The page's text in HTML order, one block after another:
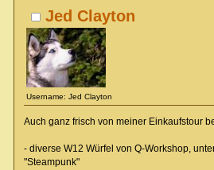
Jed Clayton
Username: Jed Clayton
Auch ganz frisch von meiner Einkaufstour
- diverse W12 Würfel von Q-Workshop,
"Steampunk"